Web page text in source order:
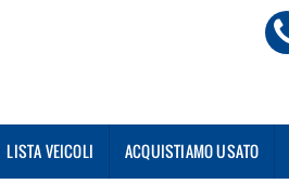
LISTA VEICOLI ACQUISTIAMO USATO